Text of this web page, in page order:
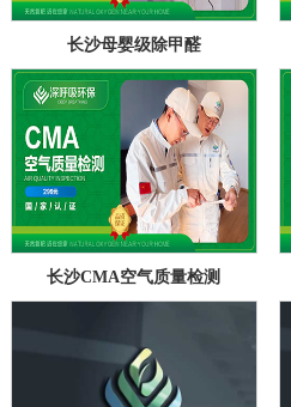
长沙母婴级除甲醛
长沙CMA空气质量检测